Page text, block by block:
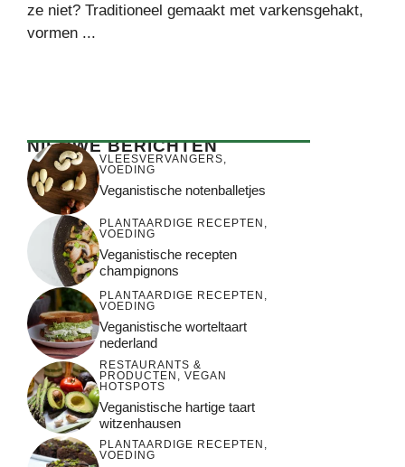
ze niet? Traditioneel gemaakt met varkensgehakt,
vormen ...
NIEUWE BERICHTEN
VLEESVERVANGERS,
VOEDING
Veganistische notenballetjes
PLANTAARDIGE RECEPTEN ,
VOEDING
Veganistische recepten
champignons
PLANTAARDIGE RECEPTEN ,
VOEDING
Veganistische worteltaart
nederland
RESTAURANTS &
PRODUCTEN , VEGAN
HOTSPOTS
Veganistische hartige taart
witzenhausen
PLANTAARDIGE RECEPTEN ,
VOEDING